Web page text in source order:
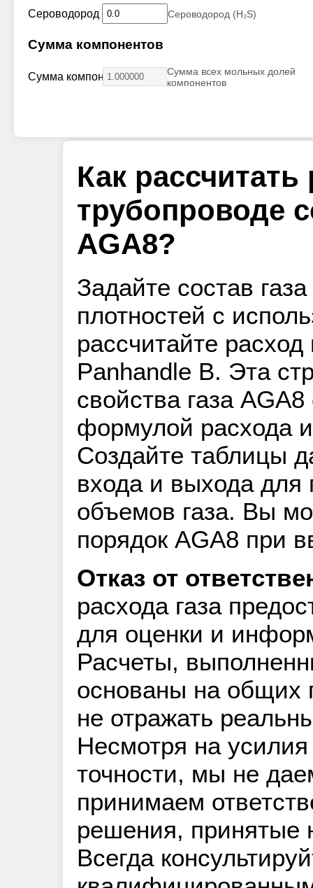
Сероводород Сероводород (H₂S)
Сумма компонентов
Сумма компонентов:
Сумма всех мольных долей
компонентов
Как рассчитать
трубопроводе
AGA8?
Задайте состав
плотностей с
рассчитайте
Panhandle B. Эта
свойства газа
формулой расхода
Создайте таблицы
входа и выхода для
объемов газа. Вы
порядок AGA8 при
Отказ от
расхода газа
для оценки и
Расчеты,
основаны на общих
не отражать
Несмотря на
точности, мы не
принимаем
решения, принятые
Всегда